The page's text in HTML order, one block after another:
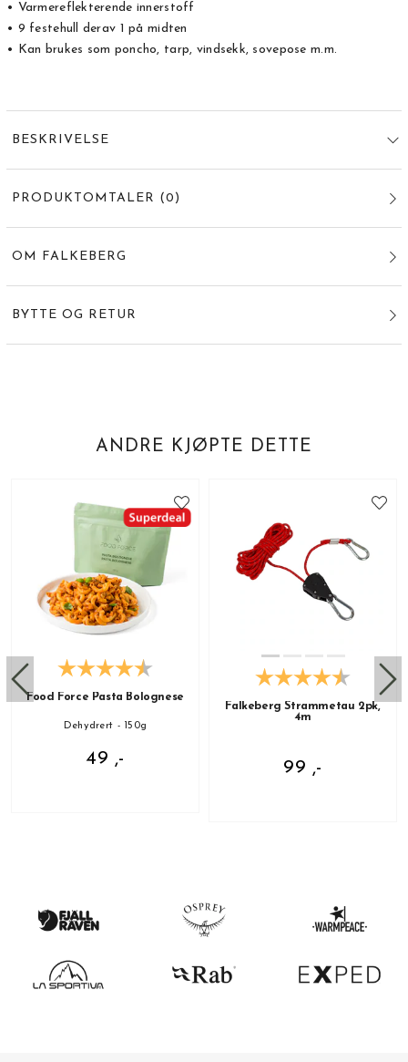
• Varmereflekterende innerstoff
• 9 festehull derav 1 på midten
• Kan brukes som poncho, tarp, vindsekk, sovepose m.m.
BESKRIVELSE
PRODUKTOMTALER (0 )
OM FALKEBERG
BYTTE OG RETUR
ANDRE KJØPTE DETTE
Food Force Pasta Bolognese
Dehydrert - 150g
49 ,-
Falkeberg Strammetau 2pk,
4m
99 ,-